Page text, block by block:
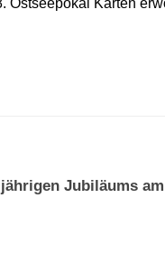
Jubiläums am